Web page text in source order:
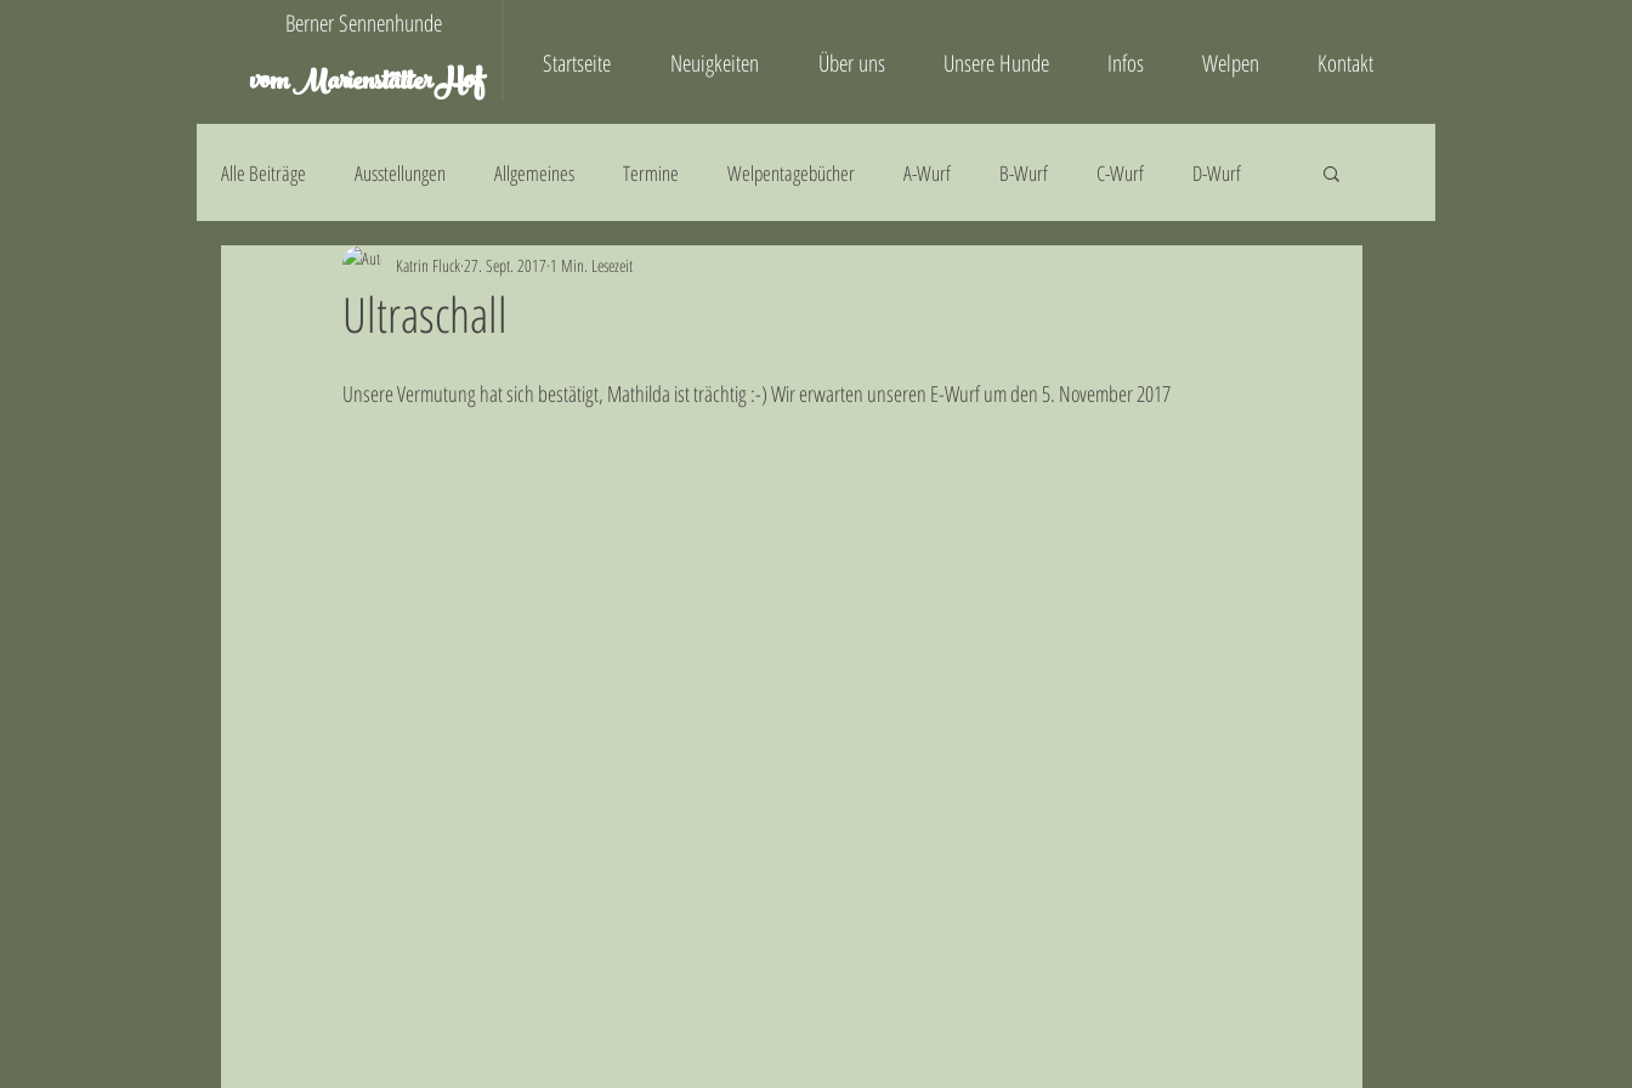
Berner Sennenhunde
vom MarienstätterHof
Alle Beiträge Ausstellungen Allgemeines Termine Welpentagebücher A-Wurf B-Wurf C-Wurf D-Wurf
F-Wurf G-Wurf Gesundheit
Ultraschall
Katrin Fluck 27. Sept. 2017 1 Min. Lesezeit
Unsere Vermutung hat sich bestätigt, Mathilda ist trächtig :-) Wir erwarten unseren E-Wurf um den 5. November 2017
Startseite Neuigkeiten Über uns Unsere Hunde Infos Welpen Kontakt